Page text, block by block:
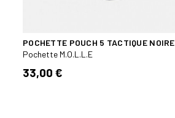
POCHETTE POUCH 5 TACTIQUE NOIRE
Pochette M.O.L.L.E
33,00 €